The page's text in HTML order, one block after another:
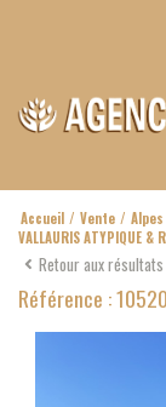
Accueil Vente
VALLAURIS ATYPIQUE &
Retour aux résultats
Référence :